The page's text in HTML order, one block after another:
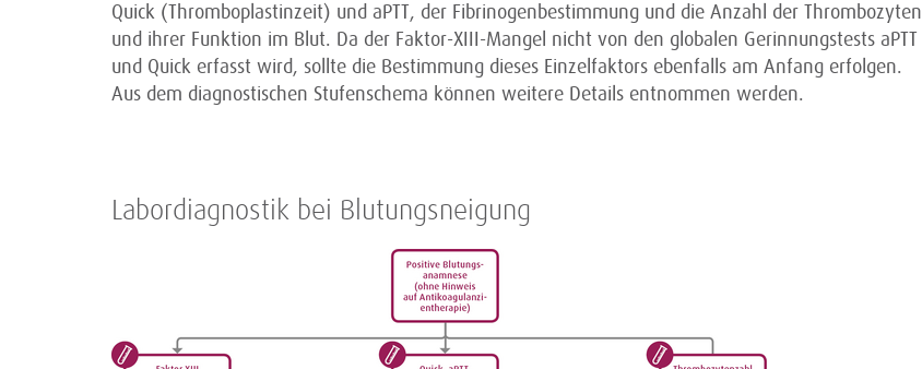
Quick (Thromboplastinzeit) und aPTT, der Fibrinogenbestimmung und die Anzahl der Thrombozyten
und ihrer Funktion im Blut. Da der Faktor-XIII-Mangel nicht von den globalen Gerinnungstests aPTT
und Quick erfasst wird, sollte die Bestimmung dieses Einzelfaktors ebenfalls am Anfang erfolgen.
Aus dem diagnostischen Stufenschema können weitere Details entnommen werden.
Labordiagnostik bei Blutungsneigung